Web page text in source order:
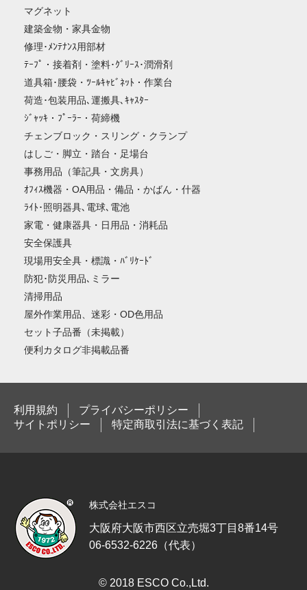
マグネット
建築金物・家具金物
修理･ﾒﾝﾃﾅﾝｽ用部材
ﾃｰﾌﾟ・接着剤・塗料･ｸﾞﾘｰｽ･潤滑剤
道具箱･腰袋・ﾂｰﾙｷｬﾋﾞﾈｯﾄ・作業台
荷造･包装用品､運搬具､ｷｬｽﾀｰ
ｼﾞｬｯｷ・ﾌﾟｰﾗｰ・荷締機
チェンブロック・スリング・クランプ
はしご・脚立・踏台・足場台
事務用品（筆記具・文房具）
ｵﾌｨｽ機器・OA用品・備品・かばん・什器
ﾗｲﾄ･照明器具､電球､電池
家電・健康器具・日用品・消耗品
安全保護具
現場用安全具・標識・ﾊﾞﾘｹｰﾄﾞ
防犯･防災用品､ミラー
清掃用品
屋外作業用品、迷彩・OD色用品
セット子品番（未掲載）
便利カタログ非掲載品番
利用規約
プライバシーポリシー
サイトポリシー
特定商取引法に基づく表記
株式会社エスコ
大阪府大阪市西区立売堀3丁目8番14号
06-6532-6226（代表）
© 2018 ESCO Co.,Ltd.